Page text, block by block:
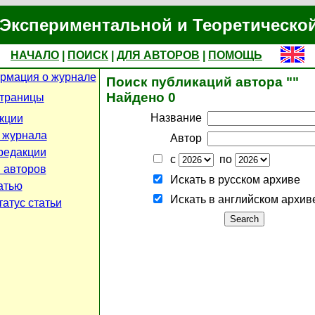
и
НАЧАЛО ПОИСК ДЛЯ АВТОРОВ
ПОМОЩЬ
о журнале
статьи
Поиск публикаций автора ""
Найдено 0
Название
Автор
с
по
Искать в русском архиве
Искать в английском